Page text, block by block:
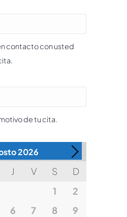
contacto con usted
de tu cita.
2026
J V S
D
1
2
6 7 8
9